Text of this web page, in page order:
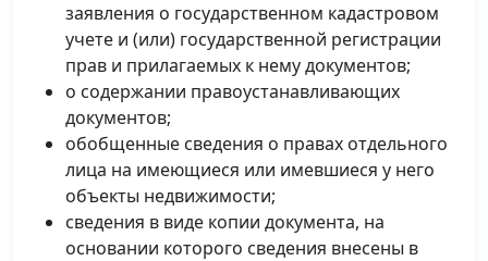
заявления о государственном кадастровом
учете и (или) государственной регистрации
прав и прилагаемых к нему документов;
о содержании правоустанавливающих
документов;
обобщенные сведения о правах отдельного
лица на имеющиеся или имевшиеся у него
объекты недвижимости;
сведения в виде копии документа, на
основании которого сведения внесены в